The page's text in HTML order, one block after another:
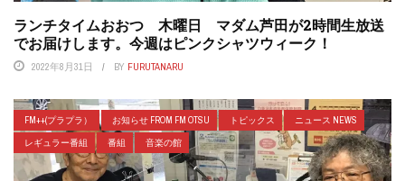
ランチタイムおおつ 木曜日 マダム芦田が2時間生放送
でお届けします。今週はピンクシャツウィーク！
2022年8月31日 BY FURUTANARU
FM++(プラプラ） お知らせ FROM FM OTSU トピックス
ニュース NEWS
レギュラー番組
番組 音楽の館